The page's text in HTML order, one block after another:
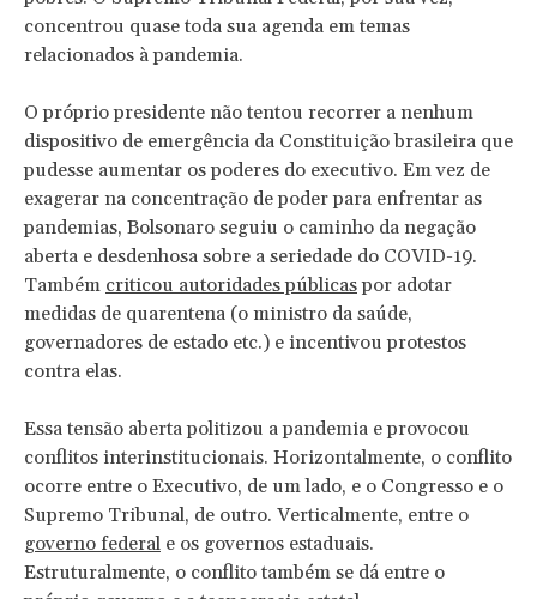
concentrou quase toda sua agenda em temas
relacionados à pandemia.
O próprio presidente não tentou recorrer a nenhum
dispositivo de emergência da Constituição brasileira que
pudesse aumentar os poderes do executivo. Em vez de
exagerar na concentração de poder para enfrentar as
pandemias, Bolsonaro seguiu o caminho da negação
aberta e desdenhosa sobre a seriedade do COVID-19.
Também criticou autoridades públicaspor adotar
medidas de quarentena (o ministro da saúde,
governadores de estado etc.) e incentivou protestos
contra elas.
Essa tensão aberta politizou a pandemia e provocou
conflitos interinstitucionais. Horizontalmente, o conflito
ocorre entre o Executivo, de um lado, e o Congresso e o
Supremo Tribunal, de outro. Verticalmente, entre o
governo federal e os governos estaduais.
Estruturalmente, o conflito também se dá entre o